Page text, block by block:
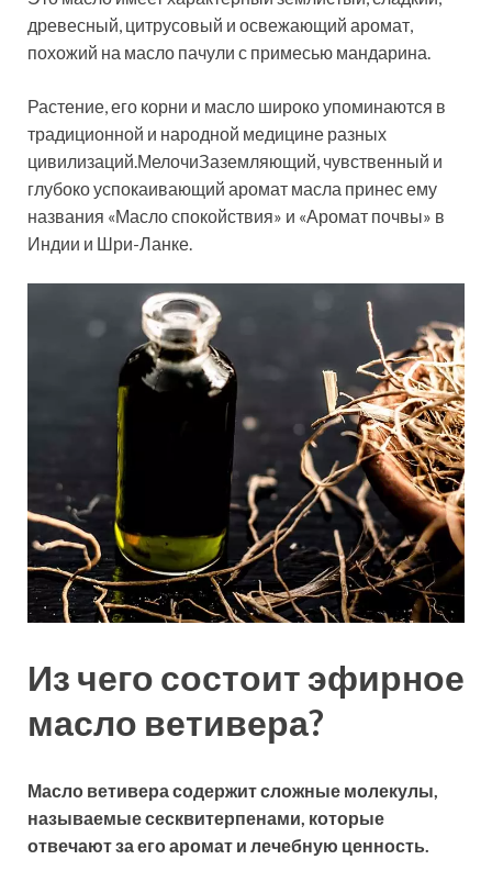
древесный, цитрусовый и освежающий аромат,
похожий на масло пачули с примесью мандарина.
Растение, его корни и масло широко упоминаются в
традиционной и народной медицине разных
цивилизаций.МелочиЗаземляющий, чувственный и
глубоко успокаивающий аромат масла принес ему
названия «Масло спокойствия» и «Аромат почвы» в
Индии и Шри-Ланке.
Из чего состоит эфирное
масло ветивера?
Масло ветивера содержит сложные молекулы,
называемые сесквитерпенами, которые
отвечают за его аромат и лечебную ценность.